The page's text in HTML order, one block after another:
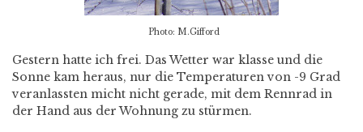
Photo: M.Gifford
Gestern hatte ich frei. Das Wetter war klasse und die
Sonne kam heraus, nur die Temperaturen von -9 Grad
veranlassten micht nicht gerade, mit dem Rennrad in
der Hand aus der Wohnung zu stürmen.